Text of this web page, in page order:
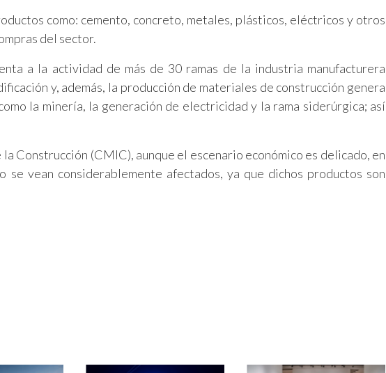
como: cemento, concreto, metales, plásticos, eléctricos y otros
del sector.
a la actividad de más de 30 ramas de la industria manufacturera
y, además, la producción de materiales de construcción genera
la minería, la generación de electricidad y la rama siderúrgica; así
Construcción (CMIC), aunque el escenario económico es delicado, en
se vean considerablemente afectados, ya que dichos productos son